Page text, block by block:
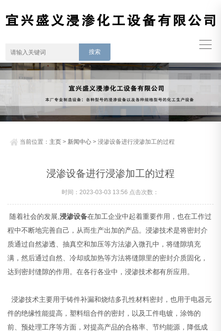
当前位置： 主页 > 新闻中心 > 浸渗设备进行浸渗加工的过程
浸渗设备进行浸渗加工的过程
时间：2023-03-03 13:56 点击次数：
随着社会的发展,浸渗设备在加工企业中起着重要作用，也在工作过
程中不断地完善自己，从而生产出加的产品。浸渗技术是将密封介
质通过自然渗透、抽真空和加压等方法渗入微孔中，将缝隙填充
满，然后通过自然、冷却或加热等方法将缝隙里的密封介质固化，
达到密封缝隙的作用。在各行各业中，浸渗技术都有所应用。
浸渗技术主要用于铸件补漏和烧结多孔性材料密封，也用于电器元
件的绝缘性能提高，塑料组合件的密封，以及工件电镀，涂饰的
前、预处理工序等方面，对提高产品的合格率、节约能源，降低成